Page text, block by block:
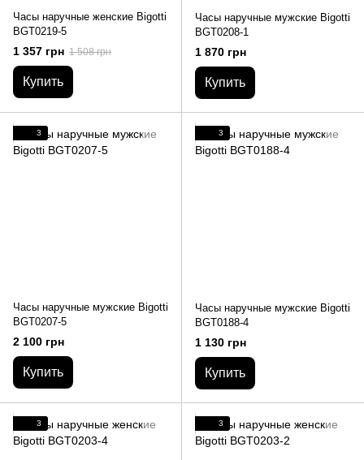
Часы наручные женские Bigotti
BGT0219-5
1 357 грн 1 508 грн
Купить
Часы наручные мужские Bigotti
BGT0208-1
1 870 грн
Купить
3
Часы наручные мужские Bigotti
BGT0207-5
2 100 грн
Купить
3
Часы наручные мужские Bigotti
BGT0188-4
1 130 грн
Купить
3 3